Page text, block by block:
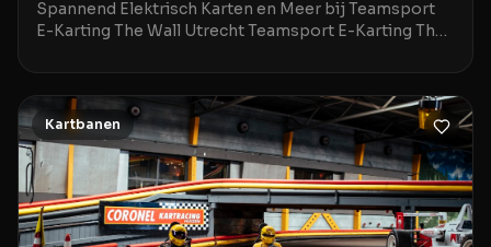
Spannend Elektrisch Karten en Meer bij Teamsport
E-Karting The Wall Utrecht Teamsport E-Karting The
vol actie in Utrecht. Deze moderne locatie
combineert een elektrische kartbaan met een
gezellige b
Kartbanen